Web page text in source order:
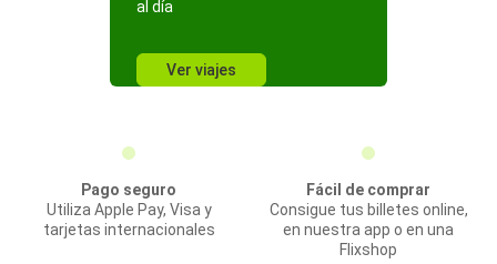
al día
Ver viajes
Pago seguro
Utiliza Apple Pay, Visa y
tarjetas internacionales
Fácil de comprar
Consigue tus billetes online,
en nuestra app o en una
Flixshop